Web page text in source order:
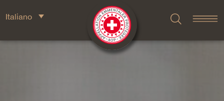
Italiano